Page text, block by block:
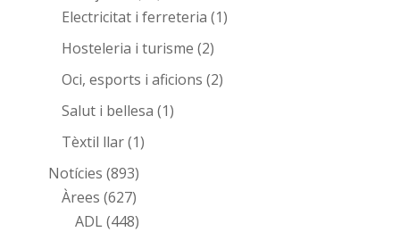
Electricitat i ferreteria (1)
Hosteleria i turisme (2)
Oci, esports i aficions (2)
Salut i bellesa (1)
Tèxtil llar(1)
Notícies (893)
Àrees (627)
ADL(448)